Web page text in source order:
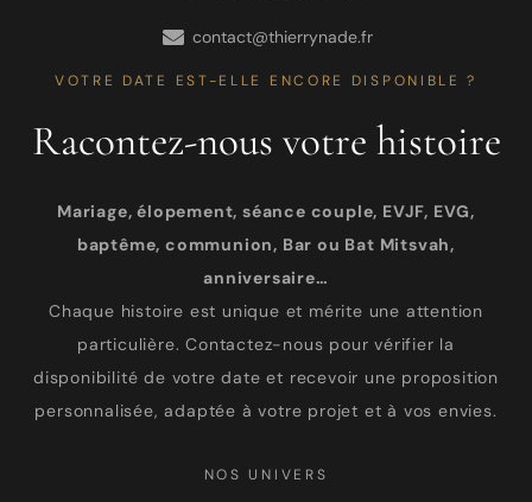
contact@thierrynade.fr
VOTRE DATE EST-ELLE ENCORE DISPONIBLE ?
Racontez-nous votre histoire
Mariage, élopement, séance couple, EVJF, EVG,
baptême, communion, Bar ou Bat Mitsvah,
anniversaire…
Chaque histoire est unique et mérite une attention
particulière. Contactez-nous pour vérifier la
disponibilité de votre date et recevoir une proposition
personnalisée, adaptée à votre projet et à vos envies.
NOS UNIVERS